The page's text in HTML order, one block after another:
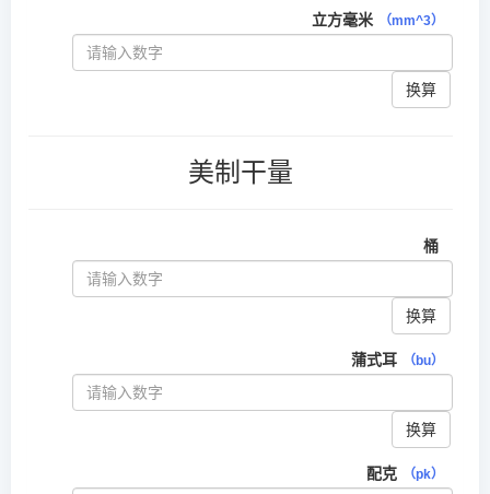
立方毫米 （mm^3）
换算
美制干量
桶
换算
蒲式耳 （bu）
换算
配克 （pk）